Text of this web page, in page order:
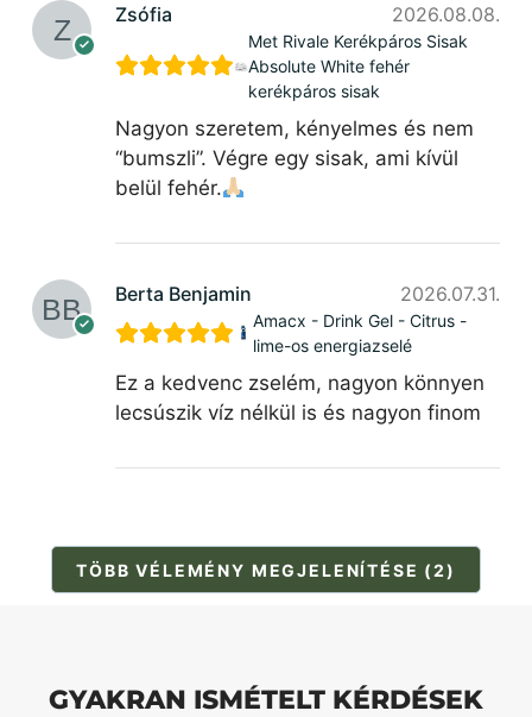
Zsófia 2026.08.08.
Met Rivale Kerékpáros Sisak
Absolute White fehér
kerékpáros sisak
Nagyon szeretem, kényelmes és nem
“bumszli”. Végre egy sisak, ami kívül
belül fehér.
Berta Benjamin 2026.07.31.
Amacx - Drink Gel - Citrus -
lime-os energiazselé
Ez a kedvenc zselém, nagyon könnyen
lecsúszik víz nélkül is és nagyon finom
TÖBB VÉLEMÉNY MEGJELENÍTÉSE (2)
GYAKRAN ISMÉTELT KÉRDÉSEK